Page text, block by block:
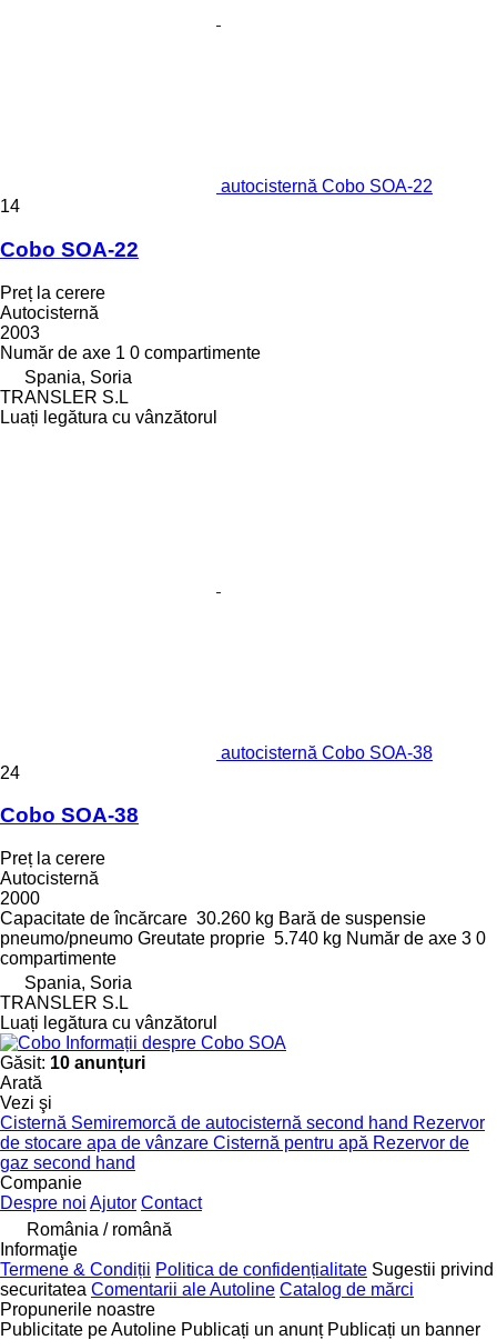
autocisternă Cobo SOA-22
14
Cobo SOA-22
Preț la cerere
Autocisternă
2003
Număr de axe 1 0 compartimente
Spania, Soria
TRANSLER S.L
Luați legătura cu vânzătorul
autocisternă Cobo SOA-38
24
Cobo SOA-38
Preț la cerere
Autocisternă
2000
Capacitate de încărcare 30.260 kg Bară de suspensie
pneumo/pneumo Greutate proprie 5.740 kg Număr de axe 3 0
compartimente
Spania, Soria
TRANSLER S.L
Luați legătura cu vânzătorul
Informații despre Cobo SOA
Găsit: 10 anunțuri
Arată
Vezi şi
Cisternă Semiremorcă de autocisternă second hand Rezervor
de stocare apa de vânzare Cisternă pentru apă Rezervor de
gaz second hand
Companie
Despre noi Ajutor Contact
România / română
Informaţie
Termene & Condiții Politica de confidențialitate Sugestii privind
securitatea Comentarii ale Autoline Catalog de mărcі
Propunerile noastre
Publicitate pe Autoline Publicați un anunț Publicați un banner